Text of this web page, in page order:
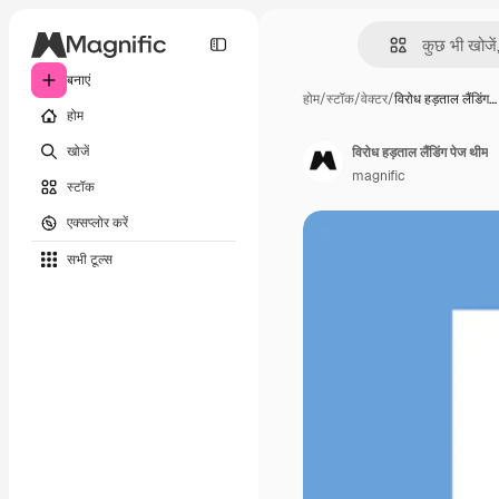
बनाएं
होम
खोजें
स्टॉक
एक्सप्लोर करें
सभी टूल्‍स
होम/स्टॉक/वेक्टर/विरोध हड़ताल लैंडिंग…
विरोध हड़ताल लैंडिंग पेज थीम
magnific